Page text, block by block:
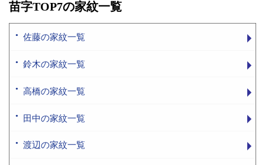
苗字TOP7の家紋一覧
佐藤の家紋一覧
鈴木の家紋一覧
高橋の家紋一覧
田中の家紋一覧
渡辺の家紋一覧